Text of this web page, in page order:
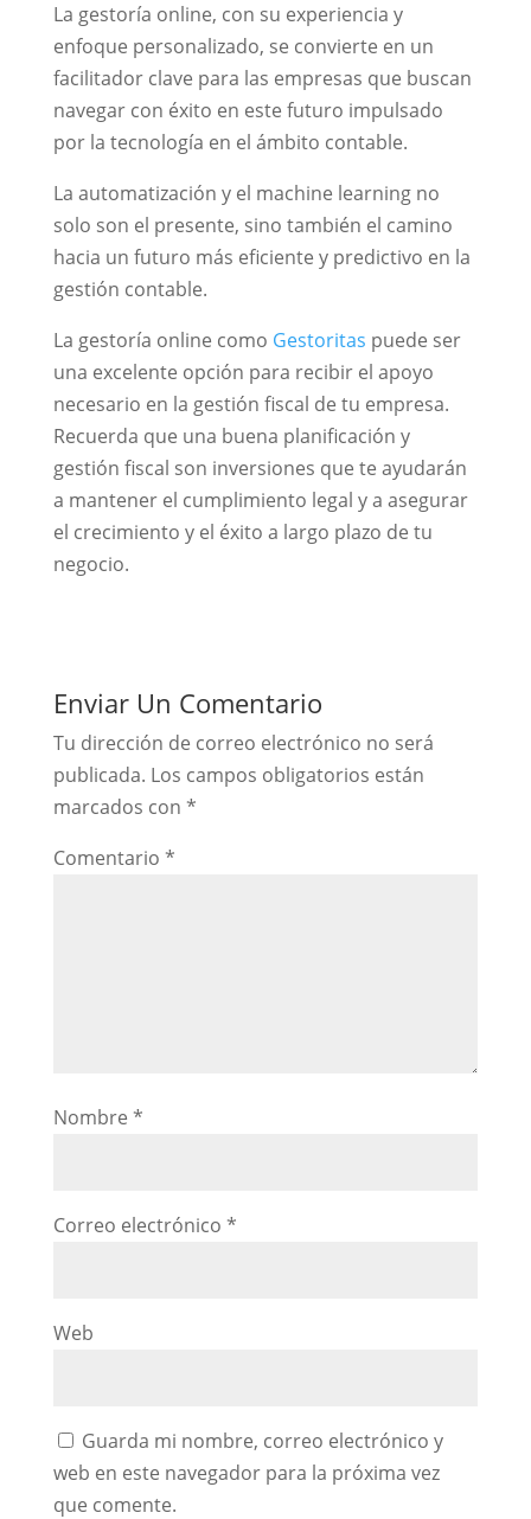
La gestoría online, con su experiencia y
enfoque personalizado, se convierte en un
facilitador clave para las empresas que buscan
navegar con éxito en este futuro impulsado
por la tecnología en el ámbito contable.
La automatización y el machine learning no
solo son el presente, sino también el camino
hacia un futuro más eficiente y predictivo en la
gestión contable.
La gestoría online como Gestoritas puede ser
una excelente opción para recibir el apoyo
necesario en la gestión fiscal de tu empresa.
Recuerda que una buena planificación y
gestión fiscal son inversiones que te ayudarán
a mantener el cumplimiento legal y a asegurar
el crecimiento y el éxito a largo plazo de tu
negocio.
Enviar Un Comentario
Tu dirección de correo electrónico no será
publicada. Los campos obligatorios están
marcados con *
Comentario *
Nombre *
Correo electrónico *
Web
Guarda mi nombre, correo electrónico y
web en este navegador para la próxima vez
que comente.